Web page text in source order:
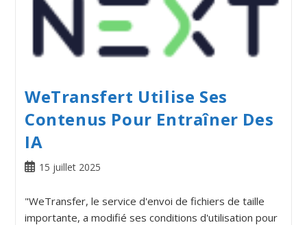
WeTransfert Utilise Ses
Contenus Pour Entraîner Des
IA
15 juillet 2025
"WeTransfer, le service d'envoi de fichiers de taille
importante, a modifié ses conditions d'utilisation pour